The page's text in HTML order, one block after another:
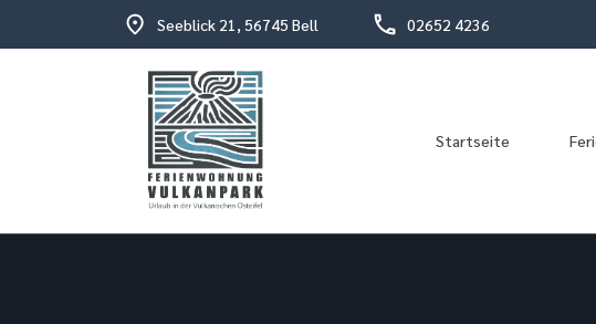
Seeblick 21, 56745 Bell 02652 4236
Urlaub in der vulkanischen Osteifel
Startseite